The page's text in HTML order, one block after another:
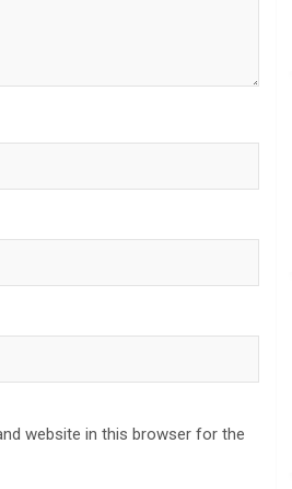
website in this browser for the